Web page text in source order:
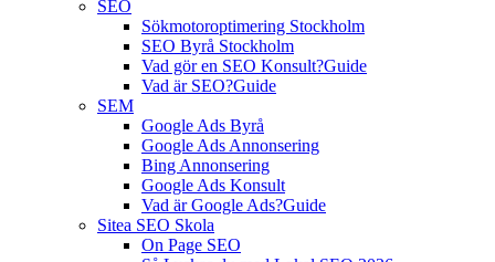
SEO
Sökmotoroptimering Stockholm
SEO Byrå Stockholm
Vad gör en SEO Konsult?Guide
Vad är SEO?Guide
SEM
Google Ads Byrå
Google Ads Annonsering
Bing Annonsering
Google Ads Konsult
Vad är Google Ads?Guide
Sitea SEO Skola
On Page SEO